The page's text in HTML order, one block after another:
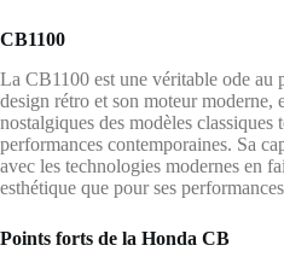
CB1100
La CB1100 est une véritable ode au
design rétro et son moteur moderne,
nostalgiques des modèles classiques
performances contemporaines. Sa
avec les technologies modernes en
esthétique que pour ses
Points forts de la Honda CB